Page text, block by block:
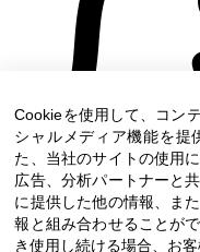
Cookieを使用して、コン
シャルメディア機能を提
た、当社のサイトの使用
広告、分析パートナーと
に提供した他の情報、ま
報と組み合わせることが
き使用し続ける場合、お